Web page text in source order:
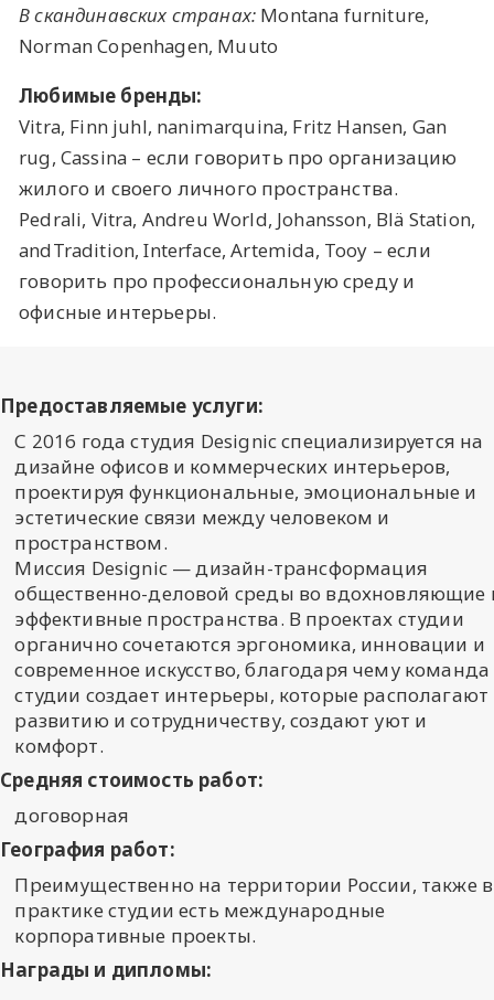
В скандинавских странах: Montana furniture,
Norman Copenhagen, Muuto
Любимые бренды:
Vitra, Finn juhl, nanimarquina, Fritz Hansen, Gan
rug, Cassina – если говорить про организацию
жилого и своего личного пространства.
Pedrali, Vitra, Andreu World, Johansson, Blä Station,
andTradition, Interface, Artemida, Tooy – если
говорить про профессиональную среду и
офисные интерьеры.
Предоставляемые услуги:
С 2016 года студия Designic специализируется на
дизайне офисов и коммерческих интерьеров,
проектируя функциональные, эмоциональные и
эстетические связи между человеком и
пространством.
Миссия Designic — дизайн-трансформация
общественно-деловой среды во вдохновляющие
эффективные пространства. В проектах студии
органично сочетаются эргономика, инновации и
современное искусство, благодаря чему команда
студии создает интерьеры, которые располагают
развитию и сотрудничеству, создают уют и
комфорт.
Средняя стоимость работ:
договорная
География работ:
Преимущественно на территории России, также в
практике студии есть международные
корпоративные проекты.
Награды и дипломы: